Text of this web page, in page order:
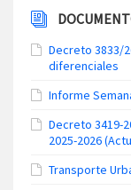
Decreto 3833/
diferenciales
Informe
Decreto 3419-
2025-2026
Transporte